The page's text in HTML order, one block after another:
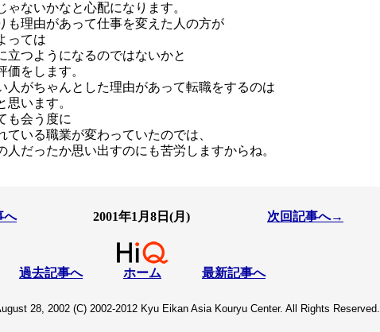
ゃないかなと心配になります。
も理由があって仕事を変えた人の方が
っては
立つようになるのではないかと
価をします。
人がちゃんとした理由があって転職をするのは
思います。
も会う度に
ている職業が変わっていたのでは、
人だったか思い出すのにも苦労しますからね。
へ 2001年1月8日(月) 次回記事へ→
過去記事へ ホーム 最新記事へ
28, 2002 (C) 2002-2012 Kyu Eikan Asia Kouryu Center. All Rights Reserved.